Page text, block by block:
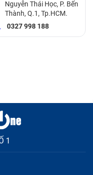
vật liệu bằng hợp
thể chống chịu được
vệ máy, với những
tốt khi giữ gìn cẩn
là vỏ máy không
vỏ máy tính Dell
Bạn nên thay vỏ mới
va chạm mạnh, ảnh
máy.
C3I7115 bị nứt do
Nguyễn Thái Học, P. Bến
Thành, Q.1, Tp.HCM.
0327 998 188
1